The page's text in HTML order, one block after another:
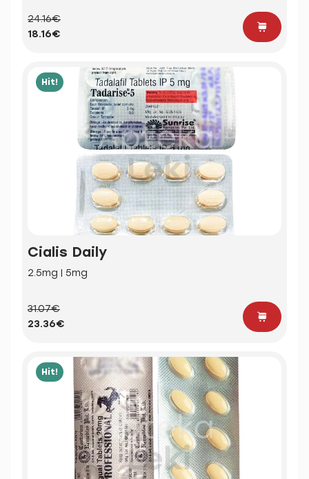
24.16€
18.16€
Hit!
Cialis Daily
2.5mg | 5mg
31.07€
23.36€
Hit!